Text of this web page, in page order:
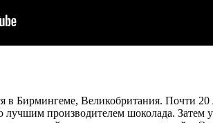
в Бирмингеме, Великобритания. Почти
производителем шоколада. Затем